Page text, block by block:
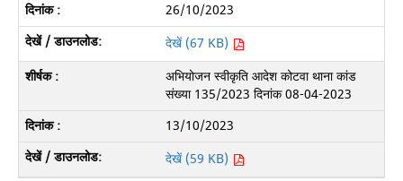
26/10/2023
देखें (67 KB)
अभियोजन स्वीकृति आदेश कोटवा थाना कांड
संख्या 135/2023 दिनांक 08-04-2023
13/10/2023
देखें (59 KB)